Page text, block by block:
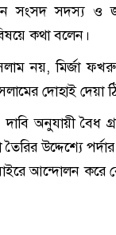
সংসদ সদস্য ও
কথা বলেন।
ইসলাম নয়,
দোহাই দেয়া
অনুযায়ী বৈধ
তৈরির উদ্দেশ্যে
আন্দোলন